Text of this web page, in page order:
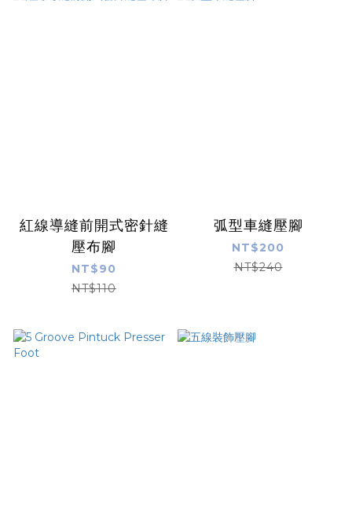
紅線導縫前開式密針縫
壓布腳
NT$90
NT$110
弧型車縫壓腳
NT$200
NT$240